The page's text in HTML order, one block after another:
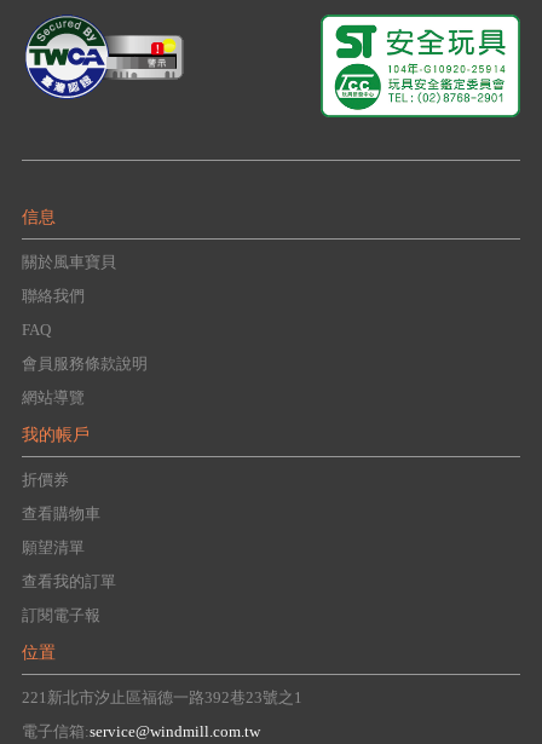
信息
關於風車寶貝
聯絡我們
FAQ
會員服務條款說明
網站導覽
我的帳戶
折價券
查看購物車
願望清單
查看我的訂單
訂閱電子報
位置
221新北市汐止區福德一路392巷23號之1
電子信箱:service@windmill.com.tw